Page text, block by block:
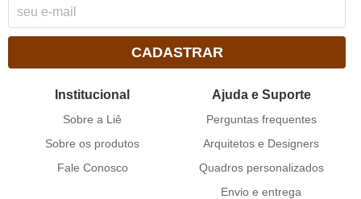
CADASTRAR
Institucional
Sobre a Liê
Sobre os produtos
Fale Conosco
Ajuda e Suporte
Perguntas frequentes
Arquitetos e Designers
Quadros personalizados
Envio e entrega